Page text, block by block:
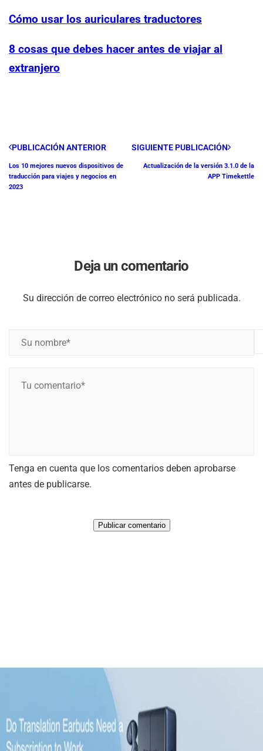
Cómo usar los auriculares traductores
8 cosas que debes hacer antes de viajar al
extranjero
PUBLICACIÓN ANTERIOR
Los 10 mejores nuevos dispositivos de
traducción para viajes y negocios en
2023
SIGUIENTE PUBLICACIÓN
Actualización de la versión 3.1.0 de la
APP Timekettle
Deja un comentario
Su dirección de correo electrónico no será publicada.
Tenga en cuenta que los comentarios deben aprobarse
antes de publicarse.